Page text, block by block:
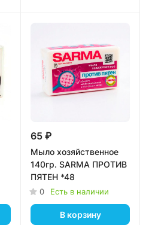
65 ₽
Мыло хозяйственное
140гр. SARMA ПРОТИВ
ПЯТЕН *48
0 Есть в наличии
В корзину